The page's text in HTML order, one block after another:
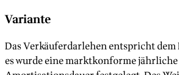
Variante
Das Verkäuferdarlehen entspricht
es wurde eine marktkonforme